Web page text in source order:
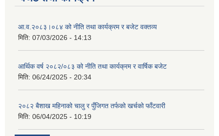
आ.व.२०८३।०८४ को नीति तथा कार्यक्रम र बजेट वक्तव्य
मिति: 07/03/2026 - 14:13
आर्थिक वर्ष २०८२/०८३ को नीति तथा कार्यक्रम र वार्षिक बजेट
मिति: 06/24/2025 - 20:34
२०८२ बैशाख महिनाको चालु र पुँजिगत तर्फको खर्चको फाँटवारी
मिति: 06/04/2025 - 10:19